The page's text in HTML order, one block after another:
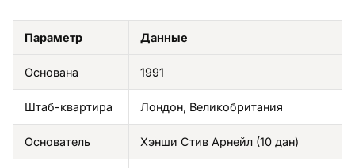
Параметр Данные
Основана 1991
Штаб-квартира Лондон, Великобритания
Основатель Хэнши Стив Арнейл (10 дан)